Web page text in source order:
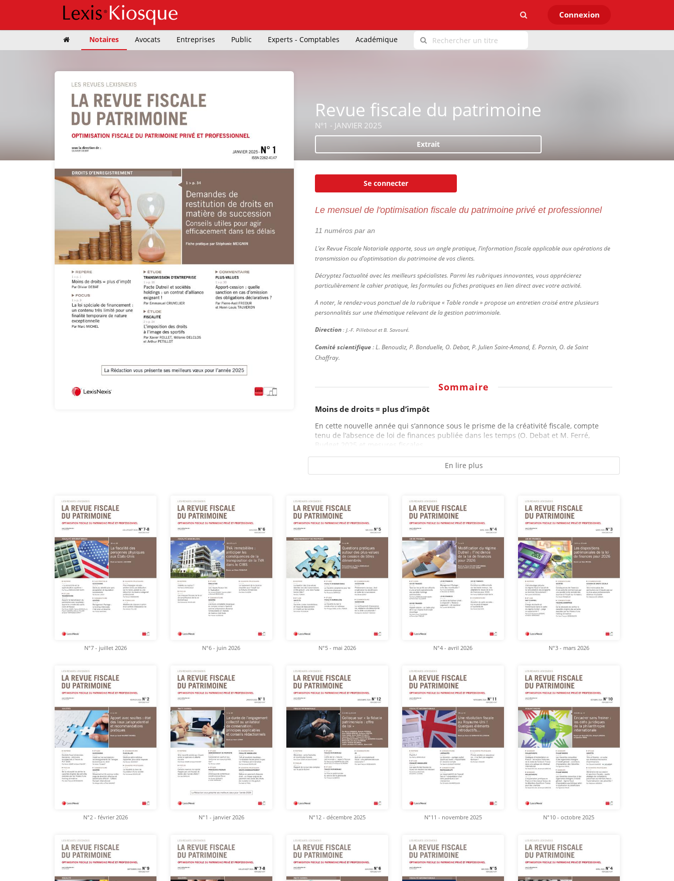
Connexion
Notaires Avocats Entreprises Public Experts - Comptables Académique
Revue fiscale du patrimoine
N°1 - JANVIER 2025
Extrait
Se connecter
Le mensuel de l'optimisation fiscale du patrimoine privé et professionnel
11 numéros par an
L’ex Revue Fiscale Notariale apporte, sous un angle pratique, l’information fiscale applicable aux opérations de
transmission ou d’optimisation du patrimoine de vos clients.
Décryptez l’actualité avec les meilleurs spécialistes. Parmi les rubriques innovantes, vous apprécierez
particulièrement le cahier pratique, les formules ou fiches pratiques en lien direct avec votre activité.
A noter, le rendez-vous ponctuel de la rubrique « Table ronde » propose un entretien croisé entre plusieurs
personnalités sur une thématique relevant de la gestion patrimoniale.
Direction: J.-F. Pillebout et B. Savouré.
Comité scientifique: L. Benoudiz, P. Bonduelle, O. Debat, P. Julien Saint-Amand, E. Pornin, O. de Saint
Chaffray.
Sommaire
Moins de droits = plus d’impôt
En cette nouvelle année qui s’annonce sous le prisme de la créativité fiscale, compte
tenu de l’absence de loi de finances publiée dans les temps (O. Debat et M. Ferré,
Budget 2025 et mesures fiscales...
En lire plus
N°7 - juillet 2026 N°6 - juin 2026 N°5 - mai 2026 N°4 - avril 2026 N°3 - mars 2026
N°2 - février 2026 N°1 - janvier 2026 N°12 - décembre 2025 N°11 - novembre 2025 N°10 - octobre 2025